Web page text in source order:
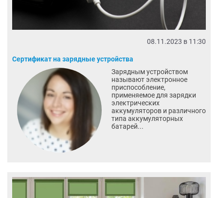
08.11.2023 в 11:30
Сертификат на зарядные устройства
Зарядным устройством
называют электронное
приспособление,
применяемое для зарядки
электрических
аккумуляторов и различного
типа аккумуляторных
батарей...